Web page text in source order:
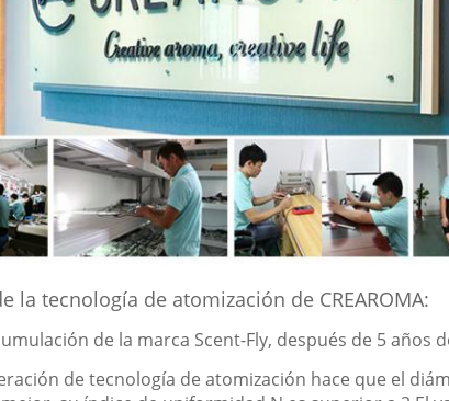
la tecnología de atomización de CREAROMA:
de la marca Scent-Fly, después de 5 años
de tecnología de atomización hace que el